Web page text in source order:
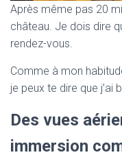
Après même pas 20
château. Je dois dire
rendez-vous.
Comme à mon
je peux te dire que j’ai
Des vues
immersion